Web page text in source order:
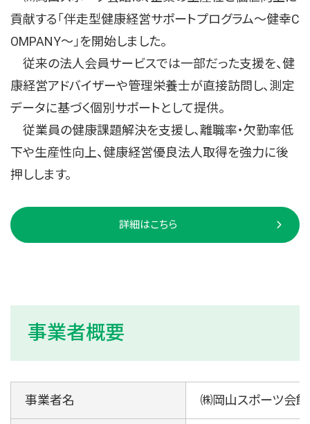
貢献する「伴走型健康経営サポートプログラム～健幸C
OMPANY～」を開始しました。
従来の法人会員サービスでは一部だった支援を、健
康経営アドバイザーや管理栄養士が直接訪問し、測定
データに基づく個別サポートとして提供。
従業員の健康課題解決を支援し、離職率・欠勤率低
下や生産性向上、健康経営優良法人取得を強力に後
押しします。
詳細はこちら
事業者概要
事業者名 ㈱岡山スポーツ会館